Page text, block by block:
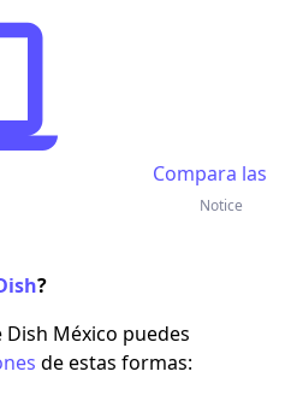
Compara las
Notice
?
Dish México puedes
de estas formas: